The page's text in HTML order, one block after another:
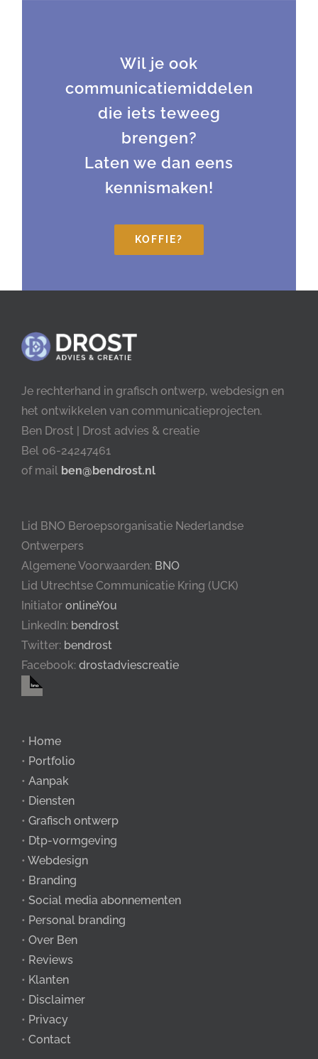
Wil je ook
communicatiemiddelen
die iets teweeg
brengen?
Laten we dan eens
kennismaken!
KOFFIE?
Je rechterhand in grafisch ontwerp, webdesign en
het ontwikkelen van communicatieprojecten.
Ben Drost | Drost advies & creatie
Bel 06-24247461
of mail ben@bendrost.nl
Lid BNO Beroepsorganisatie Nederlandse
Ontwerpers
Algemene Voorwaarden: BNO
Lid Utrechtse Communicatie Kring (UCK)
Initiator onlineYou
LinkedIn: bendrost
Twitter: bendrost
Facebook: drostadviescreatie
• Home
• Portfolio
• Aanpak
• Diensten
• Grafisch ontwerp
• Dtp-vormgeving
• Webdesign
• Branding
• Social media abonnementen
• Personal branding
• Over Ben
• Reviews
• Klanten
• Disclaimer
• Privacy
• Contact